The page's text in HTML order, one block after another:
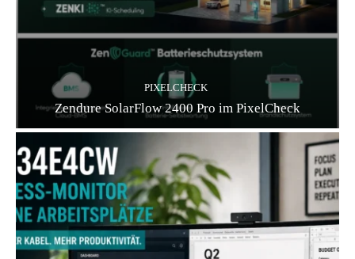
PIXELCHECK
Zendure SolarFlow 2400 Pro im PixelCheck